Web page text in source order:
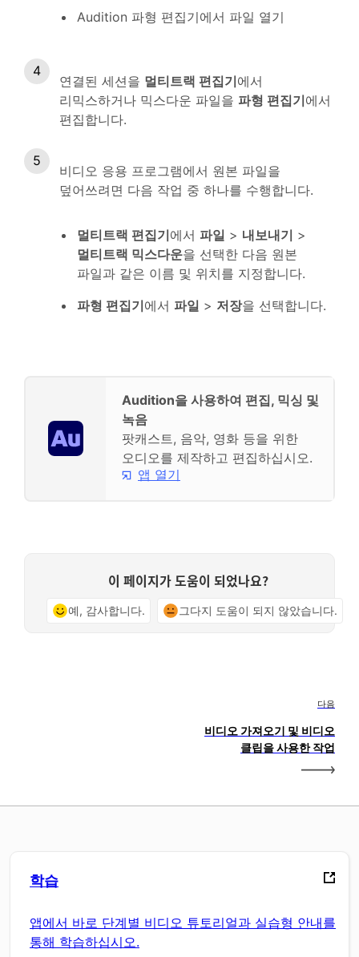
Audition 파형 편집기에서 파일 열기
연결된 세션을 멀티트랙 편집기에서
리믹스하거나 믹스다운 파일을 파형 편집기에서
편집합니다.
비디오 응용 프로그램에서 원본 파일을
덮어쓰려면 다음 작업 중 하나를 수행합니다.
멀티트랙 편집기에서 파일 > 내보내기 >
멀티트랙 믹스다운을 선택한 다음 원본
파일과 같은 이름 및 위치를 지정합니다.
파형 편집기에서 파일 > 저장을 선택합니다.
Audition을 사용하여 편집, 믹싱 및
녹음
팟캐스트, 음악, 영화 등을 위한
오디오를 제작하고 편집하십시오.
앱 열기
이 페이지가 도움이 되었나요?
예, 감사합니다. 그다지 도움이 되지 않았습니다.
다음
비디오 가져오기 및 비디오
클립을 사용한 작업
학습
앱에서 바로 단계별 비디오 튜토리얼과 실습형 안내를
통해 학습하십시오.